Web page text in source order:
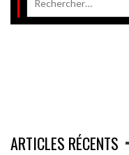
ARTICLES RÉCENTS